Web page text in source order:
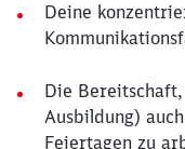
Deine
Die
Ausbildung)
Feiertagen zu